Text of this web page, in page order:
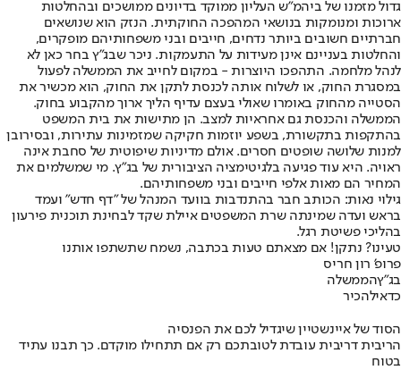
גדול מזמנו של ביהמ"ש העליון ממוקד בדיונים ממושכים ובהחלטות
ארוכות ומנומקות בנושאי המהפכה החוקתית. הנזק הוא שנושאים
חברתיים חשובים ביותר נדחים, חייבים ובני משפחותיהם מופקרים,
והחלטות בעניינם אינן מעידות על התעמקות. ניכר שבג"ץ בחר כאן לא
לנהל מלחמה. התהפכו היוצרות - במקום לחייב את הממשלה לפעול
במסגרת החוק, או לשלוח אותה לכנסת לתקן את החוק, הוא מכשיר את
הסטייה מהחוק באומרו שאולי בעצם עדיף הליך ארוך מהקבוע בחוק.
הממשלה והכנסת גם אחראיות למצב. הן מתישות את בית המשפט
בהתקפות בתקשורת, בשפע יוזמות חקיקה שמזמינות עתירות, ובסירובן
למנות שלושה שופטים חסרים. אולם מדיניות שיפוטית של סחבת אינה
ראויה. היא עוד פגיעה בלגיטימציה הציבורית של בג"ץ. מי שמשלמים את
המחיר הם מאות אלפי חייבים ובני משפחותיהם.
גילוי נאות: הכותב חבר בהתנדבות בוועד המנהל של "דף חדש" ועמד
בראש ועדה שמינתה שרת המשפטים איילת שקד לבחינת תוכנית פירעון
בהליכי פשיטת רגל.
טעינו? נתקן! אם מצאתם טעות בכתבה, נשמח שתשתפו אותנו
פרופ' רון חריס
בג"ץהממשלה
כדאילהכיר
הסוד של איינשטיין שיגדיל לכם את הפנסיה
הריבית דריבית עובדת לטובתכם רק אם תתחילו מוקדם. כך תבנו עתיד
בטוח